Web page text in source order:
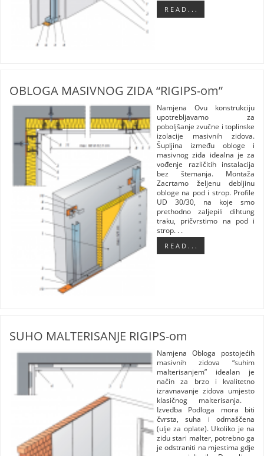
R E A D . . .
OBLOGA MASIVNOG ZIDA “RIGIPS-om”
Namjena Ovu konstrukciju
upotrebljavamo za
poboljšanje zvučne i toplinske
izolacije masivnih zidova.
Šupljina između obloge i
masivnog zida idealna je za
vođenje različitih instalacija
bez štemanja. Montaža
Zacrtamo željenu debljinu
obloge na pod i strop. Profile
UD 30/30, na koje smo
prethodno zaljepili dihtung
traku, pričvrstimo na pod i
strop. . .
R E A D . . .
SUHO MALTERISANJE RIGIPS-om
Namjena Obloga postojećih
masivnih zidova “suhim
malterisanjem” idealan je
način za brzo i kvalitetno
izravnavanje zidova umjesto
klasičnog malterisanja.
Izvedba Podloga mora biti
čvrsta, suha i odmaščena
(ulje za oplate). Ukoliko je na
zidu stari malter, potrebno ga
je odstraniti na mjestima gdje